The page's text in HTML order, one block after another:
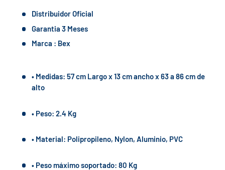
Distribuidor Oficial
Garantia 3 Meses
Marca : Bex
• Medidas: 57 cm Largo x 13 cm ancho x 63 a 86 cm de
alto
• Peso: 2.4 Kg
• Material: Polipropileno, Nylon, Aluminio, PVC
• Peso máximo soportado: 80 Kg